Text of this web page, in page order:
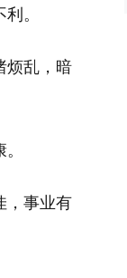
。
烦乱，暗
，事业有